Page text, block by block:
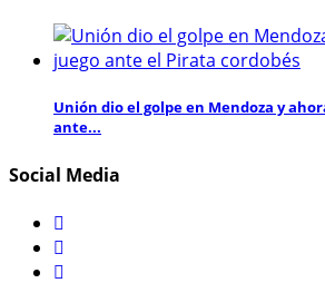
Unión dio el golpe en Mendoza y
ante...
Social Media